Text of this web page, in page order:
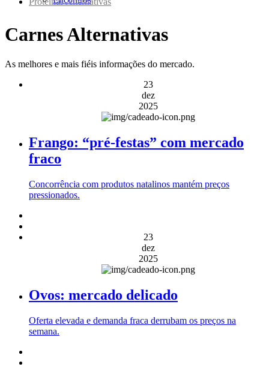
Carnes Alternativas
As melhores e mais fiéis informações do mercado.
23
dez
2025
Frango: “pré-festas” com mercado
fraco
Concorrência com produtos natalinos mantém preços
pressionados.
23
dez
2025
Ovos: mercado delicado
Oferta elevada e demanda fraca derrubam os preços na
semana.